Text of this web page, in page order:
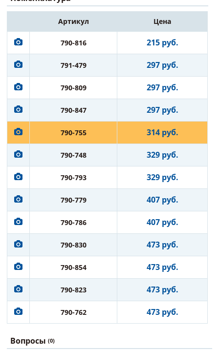
Артикул Цена
790-816 215 руб.
791-479 297 руб.
790-809 297 руб.
790-847 297 руб.
790-755 314 руб.
790-748 329 руб.
790-793 329 руб.
790-779 407 руб.
790-786 407 руб.
790-830 473 руб.
790-854 473 руб.
790-823 473 руб.
790-762 473 руб.
Вопросы (0)